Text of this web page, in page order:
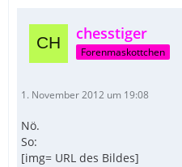
chesstiger
Forenmaskottchen
1. November 2012 um 19:08
Nö.
So:
[img= URL des Bildes]